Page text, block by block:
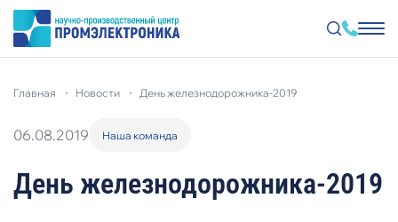
основному
главная новости день железнодорожника-2019
06.08.2019 Наша команда
День железнодорожника-2019